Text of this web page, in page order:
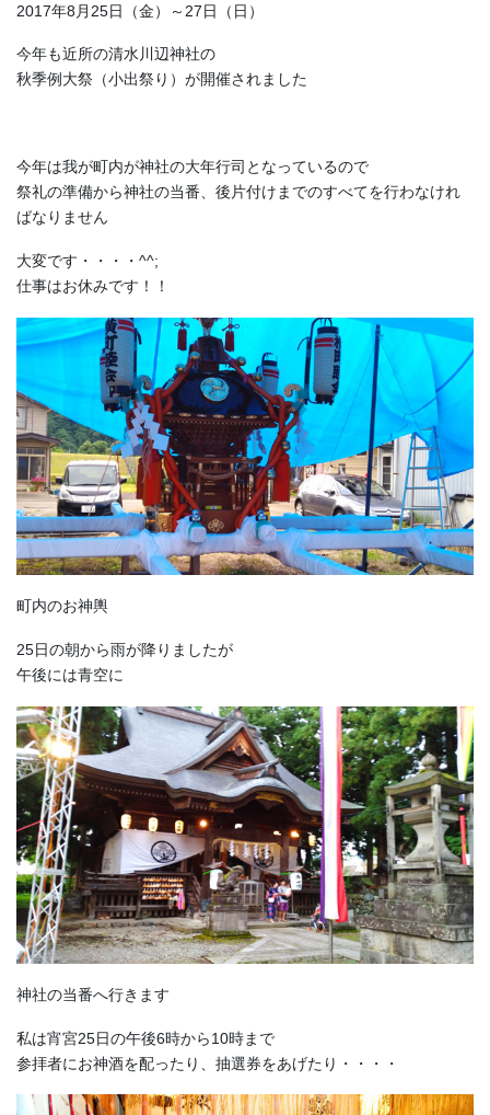
2017年8月25日（金）～27日（日）
今年も近所の清水川辺神社の
秋季例大祭（小出祭り）が開催されました
今年は我が町内が神社の大年行司となっているので
祭礼の準備から神社の当番、後片付けまでのすべてを行わなけれ
ばなりません
大変です・・・・^^;
仕事はお休みです！！
町内のお神輿
25日の朝から雨が降りましたが
午後には青空に
神社の当番へ行きます
私は宵宮25日の午後6時から10時まで
参拝者にお神酒を配ったり、抽選券をあげたり・・・・